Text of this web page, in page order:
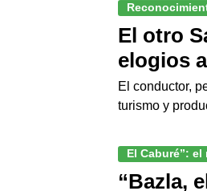
El otro
elogios
El conductor,
turismo y
El Caburé”:
“Bazla,